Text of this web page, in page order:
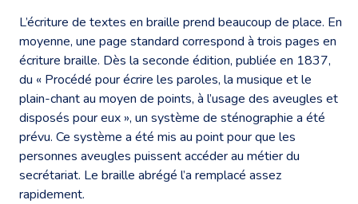
L’écriture de textes en braille prend beaucoup de place. En
moyenne, une page standard correspond à trois pages en
écriture braille. Dès la seconde édition, publiée en 1837,
du « Procédé pour écrire les paroles, la musique et le
plain-chant au moyen de points, à l’usage des aveugles et
disposés pour eux », un système de sténographie a été
prévu. Ce système a été mis au point pour que les
personnes aveugles puissent accéder au métier du
secrétariat. Le braille abrégé l’a remplacé assez
rapidement.